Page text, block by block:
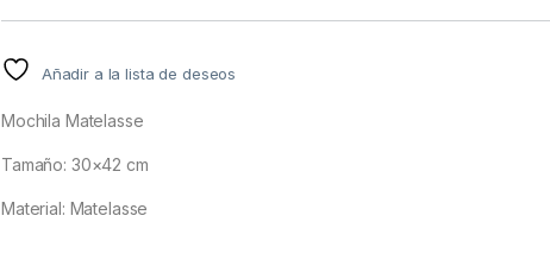
Añadir a la lista de deseos
Mochila Matelasse
Tamaño: 30×42 cm
Material: Matelasse